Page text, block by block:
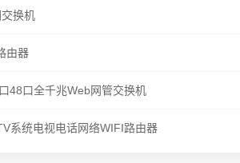
换机
由器
48口全千兆Web网管交换机
系统电视电话网络WIFI路由器